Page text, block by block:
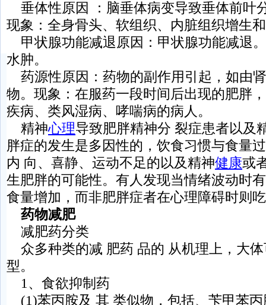
垂体性原因 ：脑垂体病变导致垂体前叶
现象：全身骨头、软组织、内脏组织增生
甲状腺功能减退原因：甲状腺功能减退
水肿。
药源性原因：药物的副作用引起，如由
物。现象：在服药一段时间后出现的肥胖
疾病、类风湿病、哮喘病的病人。
精神心理导致肥胖精神分 裂症患者以及
胖症的发生是多因性的，饮食习惯与食量
内 向、喜静、运动不足的以及精神健康或
生肥胖的可能性。有人发现当情绪波动时
食量增加，而非肥胖症者在心理障碍时则
药物减肥
减肥药分类
众多种类的减 肥药 品的 从机理上，大
型。
1、食欲抑制药
(1)苯丙胺及 其 类似物，包括、苄甲苯